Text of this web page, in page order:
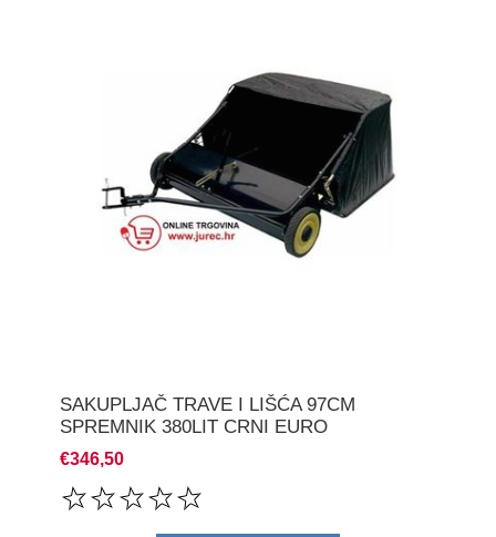
SAKUPLJAČ TRAVE I LIŠĆA 97CM
SPREMNIK 380LIT CRNI EURO
€346,50